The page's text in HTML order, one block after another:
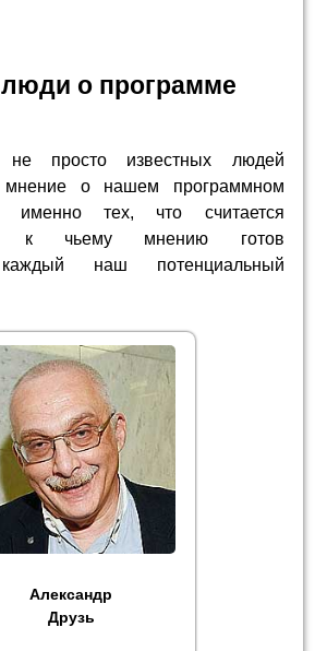
о программе
просто известных людей
мнение о нашем программном
именно тех, что считается
к чьему мнению готов
каждый наш потенциальный
Александр
Друзь